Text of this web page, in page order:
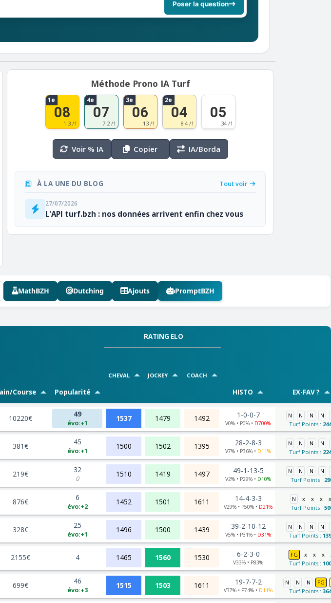
Poser la question
Méthode Prono IA Turf
1e
08
1.3 /1
4e
07
7.2 /1
3e
06
13 /1
2e
04
8.4 /1
05
34 /1
Voir % IA Copier IA/Borda
À LA UNE DU BLOG Tout voir
27/07/2026
L'API turf.bzh : nos données arrivent enfin chez vous
MathBZH Dutching Ajouts PromptBZH
Course Popularité
RATING ELO
CHEVAL JOCKEY COACH
HISTO EX-FAV ?
10220€ 49
évo:+1
1537 1479 1492 1-0-0-7
V0% • P0% • D700%
N N N
N
Turf Points :
381€ 45
évo:+1
1500 1502 1395 28-2-8-3
V7% • P36% • D11%
N N N
N
Turf Points :
219€ 32
0
1510 1419 1497 49-1-13-5
V2% • P29% • D10%
N N N
N
Turf Points :
876€ 6
évo:+2
1452 1501 1611 14-4-3-3
V29% • P50% • D21%
N x x x
x
Turf Points :
328€ 25
évo:+1
1496 1500 1439 39-2-10-12
V5% • P31% • D31%
N N N
N
Turf Points :
2155€ 4 1465 1560 1530 6-2-3-0
V33% • P83%
FG x x x
Turf Points :
699€ 46
évo:+3
1515 1503 1611 19-7-7-2
V37% • P74% • D11%
N N N
FG
Turf Points :